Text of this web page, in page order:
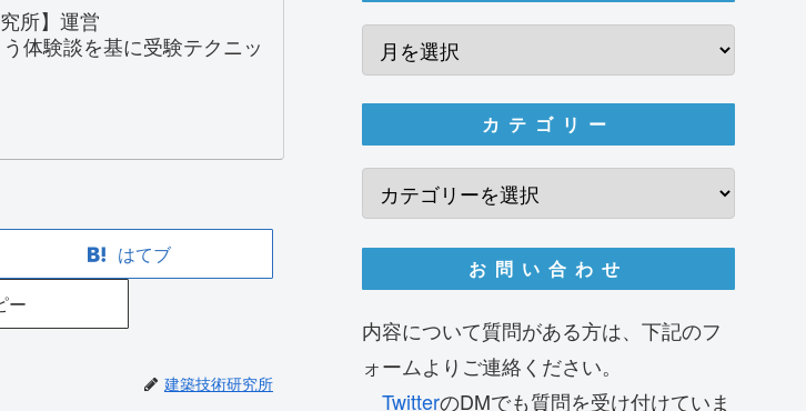
所】運営
体験談を基に受験テクニッ
はてブ
ー
建築技術研究所
カテゴリー
お問い合わせ
内容について質問がある方は、下記のフ
ォームよりご連絡ください。
TwitterのDMでも質問を受け付けていま